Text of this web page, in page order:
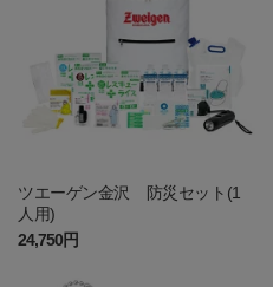
ツエーゲン金沢 防災セット(1
人用)
24,750円